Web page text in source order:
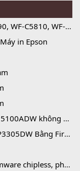
Adjustment Program
in Epson
báo hết mực và lỗi No Toner
Bằng Firmware Fix
reset chip mực vĩnh viễn